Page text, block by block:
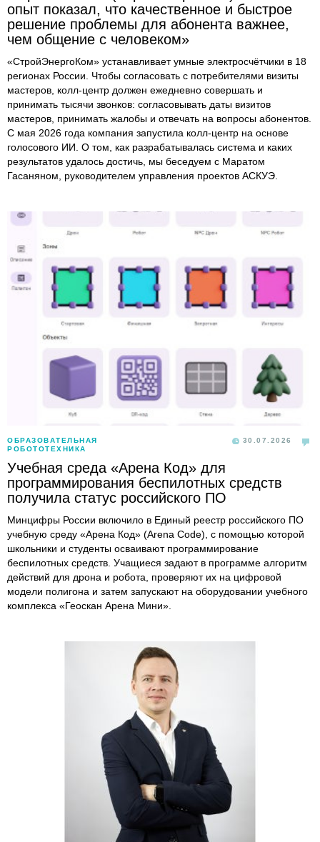
опыт показал, что качественное и быстрое
решение проблемы для абонента важнее,
чем общение с человеком»
«СтройЭнергоКом» устанавливает умные электросчётчики в 18
регионах России. Чтобы согласовать с потребителями визиты
мастеров, колл-центр должен ежедневно совершать и
принимать тысячи звонков: согласовывать даты визитов
мастеров, принимать жалобы и отвечать на вопросы абонентов.
С мая 2026 года компания запустила колл-центр на основе
голосового ИИ. О том, как разрабатывалась система и каких
результатов удалось достичь, мы беседуем с Маратом
Гасаняном, руководителем управления проектов АСКУЭ.
ОБРАЗОВАТЕЛЬНАЯ
РОБОТОТЕХНИКА
30.07.2026
Учебная среда «Арена Код» для
программирования беспилотных средств
получила статус российского ПО
Минцифры России включило в Единый реестр российского ПО
учебную среду «Арена Код» (Arena Code), с помощью которой
школьники и студенты осваивают программирование
беспилотных средств. Учащиеся задают в программе алгоритм
действий для дрона и робота, проверяют их на цифровой
модели полигона и затем запускают на оборудовании учебного
комплекса «Геоскан Арена Мини».